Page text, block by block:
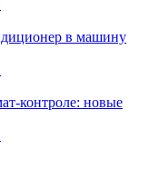
в машину
контроле: новые